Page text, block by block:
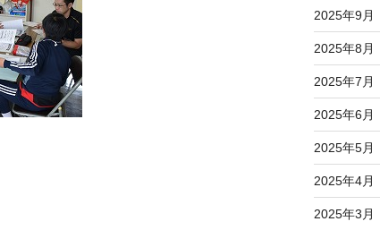
2025年9月
2025年8月
2025年7月
2025年6月
2025年5月
2025年4月
2025年3月